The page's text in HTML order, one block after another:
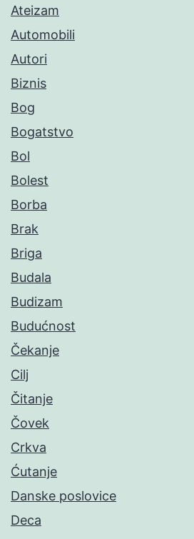
Ateizam
Automobili
Autori
Biznis
Bog
Bogatstvo
Bol
Bolest
Borba
Brak
Briga
Budala
Budizam
Budućnost
Čekanje
Cilj
Čitanje
Čovek
Crkva
Ćutanje
Danske poslovice
Deca